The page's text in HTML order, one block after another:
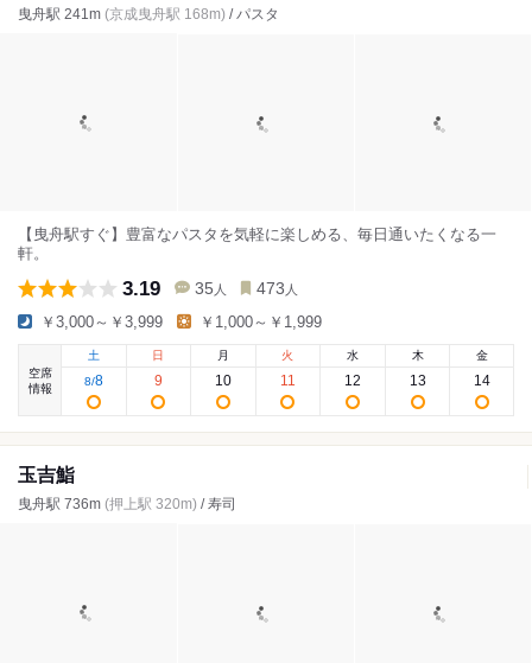
曳舟駅 241m (京成曳舟駅 168m) / パスタ
【曳舟駅すぐ】豊富なパスタを気軽に楽しめる、毎日通いたくなる一
軒。
3.19 35 人 473 人
￥3,000～￥3,999 ￥1,000～￥1,999
空席
情報
土
8/8
日
9
月
10
火
11
水
12
木
13
金
14
玉吉鮨
曳舟駅 736m (押上駅 320m) / 寿司